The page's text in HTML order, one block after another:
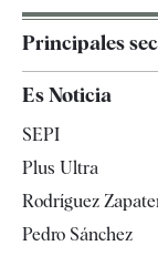
Principales
España
Televisión
Es Noticia
SEPI
Plus Ultra
Rodríguez
Pedro Sánchez